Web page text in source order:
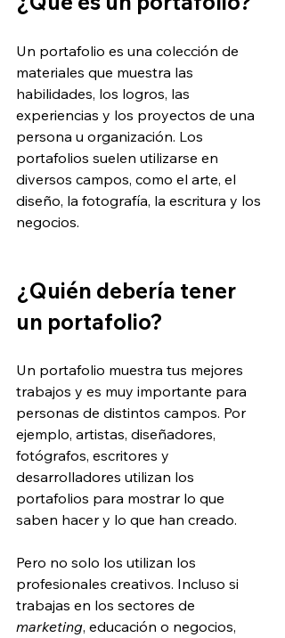
Un portafolio es una colección de
materiales que muestra las
habilidades, los logros, las
experiencias y los proyectos de una
persona u organización. Los
portafolios suelen utilizarse en
diversos campos, como el arte, el
diseño, la fotografía, la escritura y los
negocios.
¿Quién debería tener
un portafolio?
Un portafolio muestra tus mejores
trabajos y es muy importante para
personas de distintos campos. Por
ejemplo, artistas, diseñadores,
fotógrafos, escritores y
desarrolladores utilizan los
portafolios para mostrar lo que
saben hacer y lo que han creado.
Pero no solo los utilizan los
profesionales creativos. Incluso si
trabajas en los sectores de
marketing, educación o negocios,